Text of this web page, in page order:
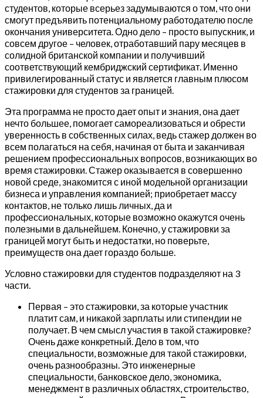
студентов, которые всерьез задумываются о том, что они
смогут предъявить потенциальному работодателю после
окончания университета. Одно дело – просто выпускник, и
совсем другое – человек, отработавший пару месяцев в
солидной британской компании и получивший
соответствующий кембриджский сертификат. Именно
привилегированный статус и является главным плюсом
стажировки для студентов за границей.
Эта программа не просто дает опыт и знания, она дает
нечто большее, помогает самореализоваться и обрести
уверенность в собственных силах, ведь стажер должен во
всем полагаться на себя, начиная от быта и заканчивая
решением профессиональных вопросов, возникающих во
время стажировки. Стажер оказывается в совершенно
новой среде, знакомится с иной модельной организации
бизнеса и управления компанией; приобретает массу
контактов, не только лишь личных, да и
профессиональных, которые возможно окажутся очень
полезными в дальнейшем. Конечно, у стажировки за
границей могут быть и недостатки, но поверьте,
преимуществ она дает гораздо больше.
Условно стажировки для студентов подразделяют на 3
части.
Первая – это стажировки, за которые участник
платит сам, и никакой зарплаты или стипендии не
получает. В чем смысл участия в такой стажировке?
Очень даже конкретный. Дело в том, что
специальности, возможные для такой стажировки,
очень разнообразны. Это инженерные
специальности, банковское дело, экономика,
менеджмент в различных областях, строительство,